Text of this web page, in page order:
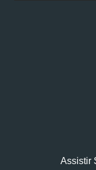
Assistir